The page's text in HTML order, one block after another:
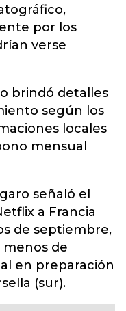
por los
verse
brindó detalles
según los
locales
mensual
señaló el
a Francia
de septiembre,
de
en preparación
(sur).